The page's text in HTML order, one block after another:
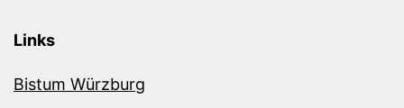
Links
Bistum Würzburg